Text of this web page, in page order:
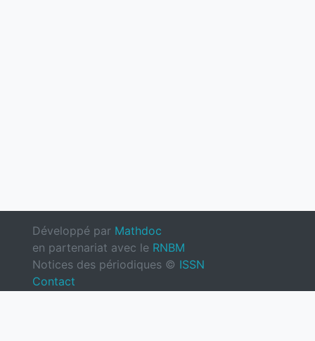
Développé par Mathdoc
en partenariat avec le RNBM
Notices des périodiques © ISSN
Contact